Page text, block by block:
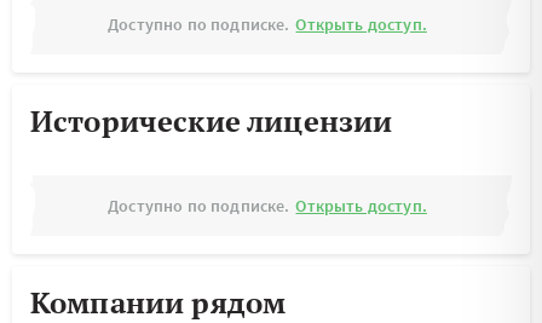
Доступно по подписке. Открыть доступ.
Исторические лицензии
Доступно по подписке. Открыть доступ.
Компании рядом